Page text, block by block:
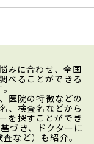
みに合わせ、全国
べることができる
医院の特徴などの
、検査名などから
を探すことができ
づき、ドクターに
など）も紹介。